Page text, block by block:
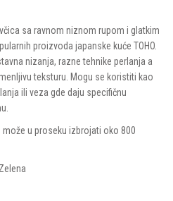
sa ravnom niznom rupom i glatkim
proizvoda japanske kuće TOHO.
nizanja, razne tehnike perlanja a
teksturu. Mogu se koristiti kao
ili veza gde daju specifičnu
može u proseku izbrojati oko 800
Zelena